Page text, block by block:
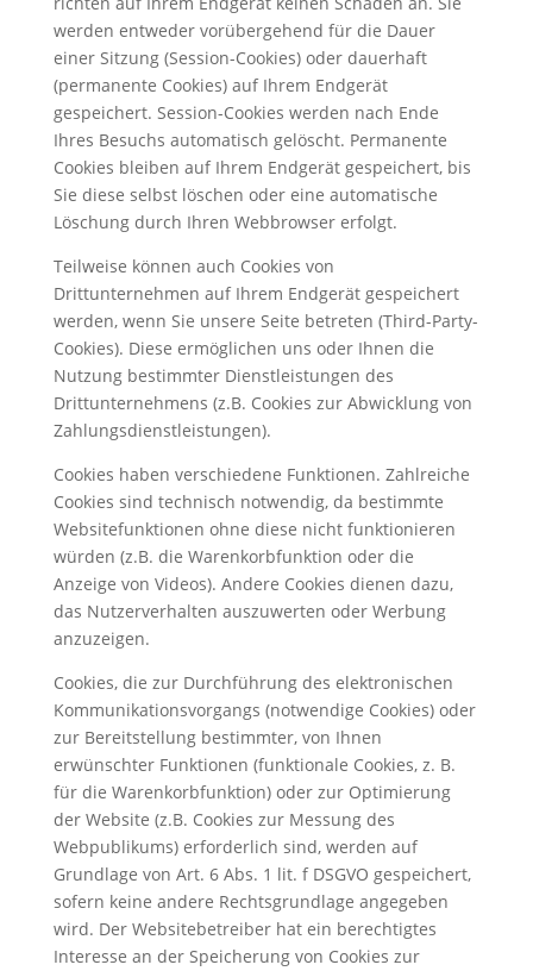
werden entweder vorübergehend für die Dauer
einer Sitzung (Session-Cookies) oder dauerhaft
(permanente Cookies) auf Ihrem Endgerät
gespeichert. Session-Cookies werden nach Ende
Ihres Besuchs automatisch gelöscht. Permanente
Cookies bleiben auf Ihrem Endgerät gespeichert, bis
Sie diese selbst löschen oder eine automatische
Löschung durch Ihren Webbrowser erfolgt.
Teilweise können auch Cookies von
Drittunternehmen auf Ihrem Endgerät gespeichert
werden, wenn Sie unsere Seite betreten (Third-Party-
Cookies). Diese ermöglichen uns oder Ihnen die
Nutzung bestimmter Dienstleistungen des
Drittunternehmens (z.B. Cookies zur Abwicklung von
Zahlungsdienstleistungen).
Cookies haben verschiedene Funktionen. Zahlreiche
Cookies sind technisch notwendig, da bestimmte
Websitefunktionen ohne diese nicht funktionieren
würden (z.B. die Warenkorbfunktion oder die
Anzeige von Videos). Andere Cookies dienen dazu,
das Nutzerverhalten auszuwerten oder Werbung
anzuzeigen.
Cookies, die zur Durchführung des elektronischen
Kommunikationsvorgangs (notwendige Cookies) oder
zur Bereitstellung bestimmter, von Ihnen
erwünschter Funktionen (funktionale Cookies, z. B.
für die Warenkorbfunktion) oder zur Optimierung
der Website (z.B. Cookies zur Messung des
Webpublikums) erforderlich sind, werden auf
Grundlage von Art. 6 Abs. 1 lit. f DSGVO gespeichert,
sofern keine andere Rechtsgrundlage angegeben
wird. Der Websitebetreiber hat ein berechtigtes
Interesse an der Speicherung von Cookies zur